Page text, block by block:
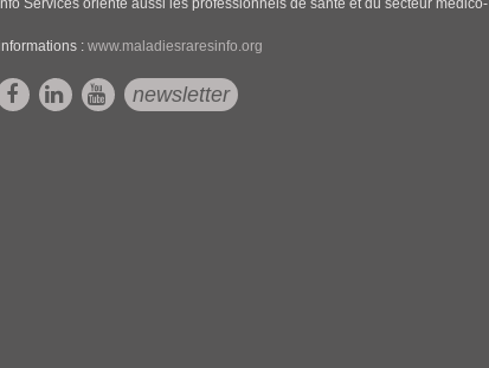
Services oriente aussi les professionnels de santé et du secteur médico-
:www.maladiesraresinfo.org
newsletter